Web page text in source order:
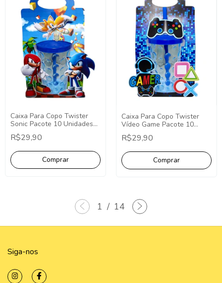
Caixa Para Copo Twister
Sonic Pacote 10 Unidades
Lembrancinha Sonic
Personalizados
R$29,90
Caixa Para Copo Twister
Vídeo Game Pacote 10
Unidades Lembrancinha
Vídeo Game Personalizados
R$29,90
1 / 14
Siga-nos